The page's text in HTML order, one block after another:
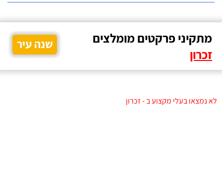
מתקיני פרקטים מומלצים
זכרון
שנה עיר
לא נמצאו בעלי מקצוע ב - זכרון